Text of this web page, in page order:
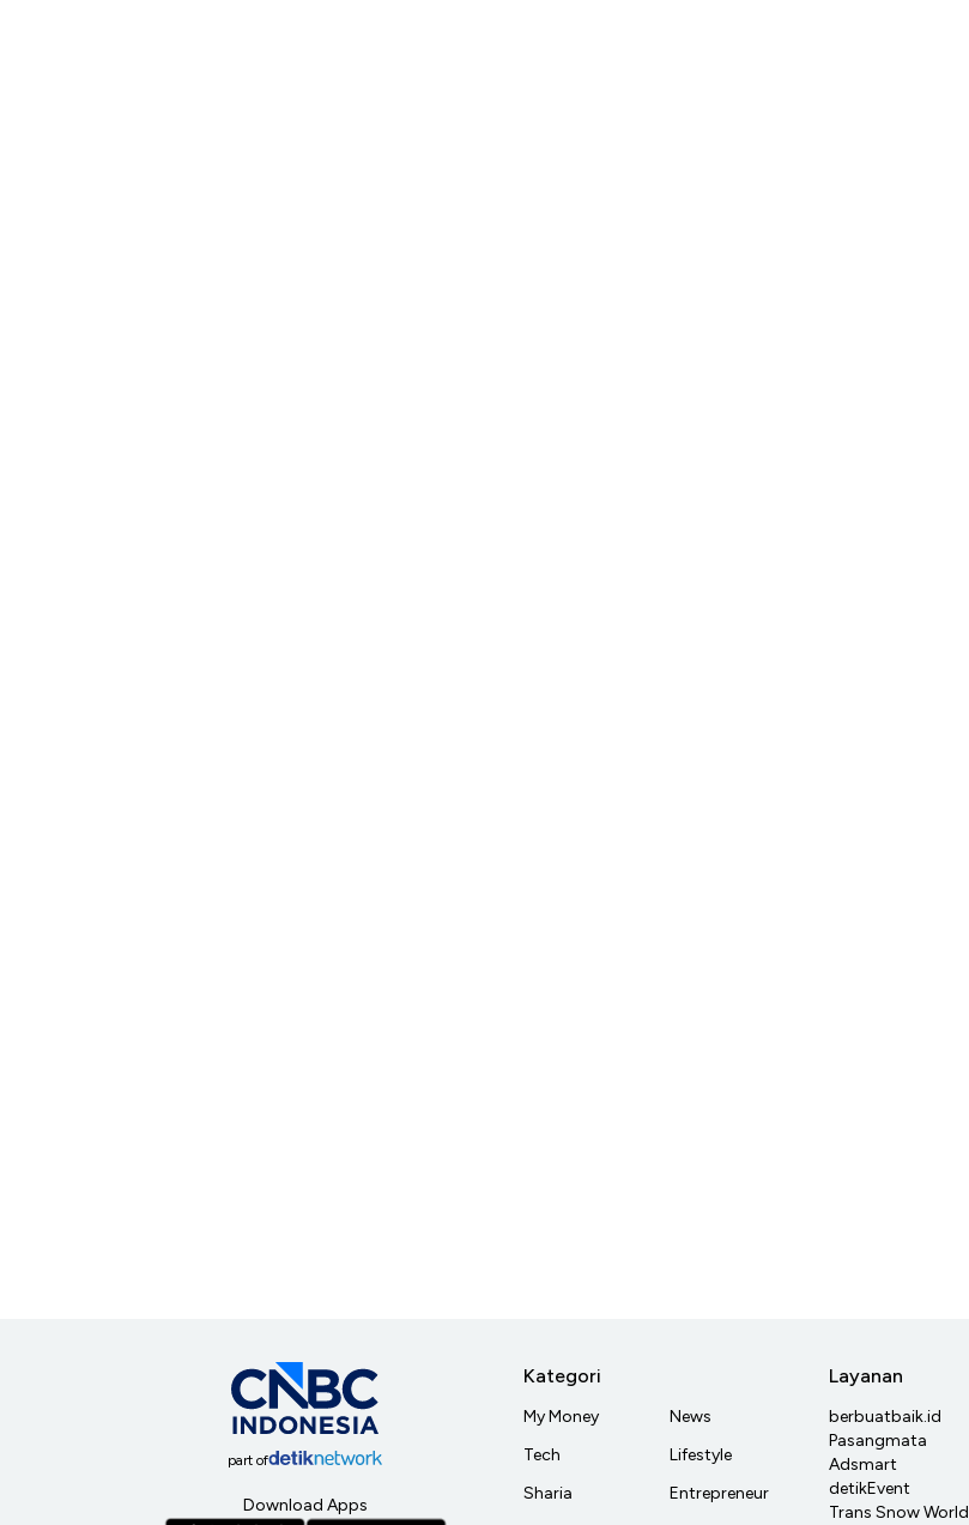
part of
Download Apps
Kategori
My Money
Tech
Sharia
News
Lifestyle
Entrepreneur
Layanan
berbuatbaik.id
Pasangmata
Adsmart
detikEvent
Trans Snow World